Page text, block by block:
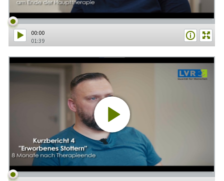
00:00
01:39